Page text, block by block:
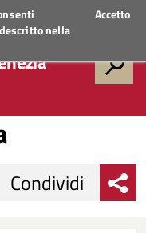
nella
Accetto
Condividi